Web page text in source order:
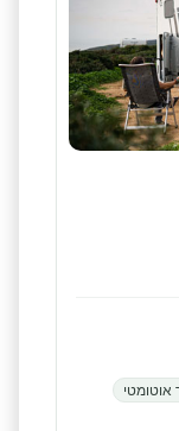
אוטומטי